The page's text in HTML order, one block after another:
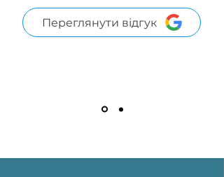
Переглянути відгук